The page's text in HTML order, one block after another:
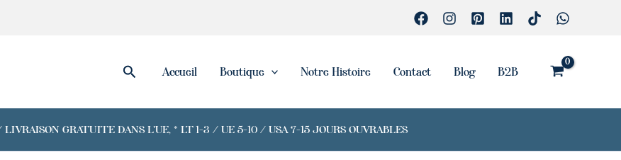
Rechercher
Accueil Boutique Notre Histoire Contact Blog B2B
GRATUITE DANS L'UE, * LT 1-3 / UE 5-10 / USA 7-15 JOURS OUVRABLES